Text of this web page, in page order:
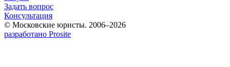
Задать вопрос
Консультация
© Московские юристы. 2006–2026
разработано Prosite